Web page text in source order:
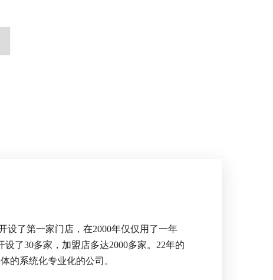
设了第一家门店，在2000年仅仅用了一年
了30多家，加盟店多达2000多家。22年的
的系统化专业化的公司。